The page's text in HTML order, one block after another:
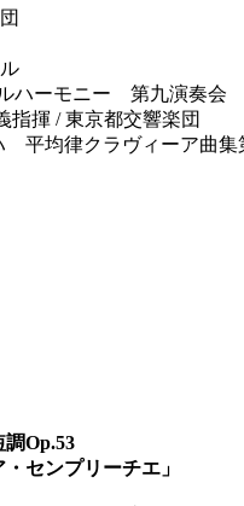
ハーモニー 第九演奏会
指揮 / 東京都交響楽団
平均律クラヴィーア曲集
Op.53
センプリーチエ」